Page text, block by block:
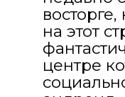
восторге,
на этот
центре